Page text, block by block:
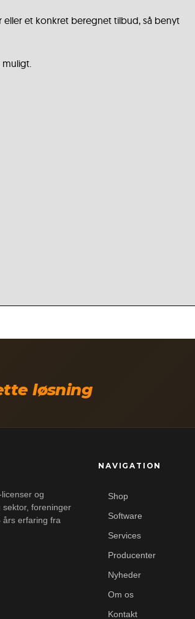
et konkret beregnet tilbud, så benyt
løsning
og
sektor, foreninger
års erfaring fra
NAVIGATION
Shop
Software
Services
Producenter
Nyheder
Om os
Kontakt